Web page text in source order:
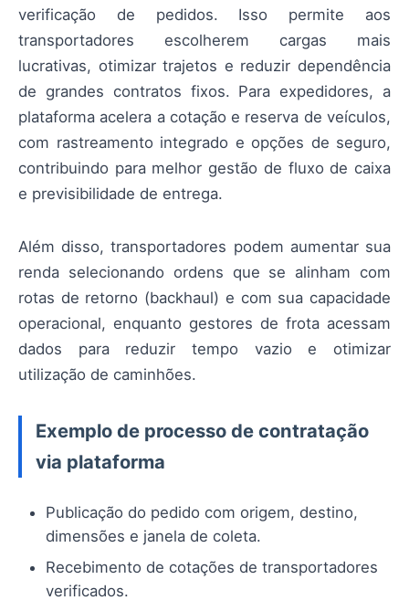
verificação de pedidos. Isso permite aos
transportadores escolherem cargas mais
lucrativas, otimizar trajetos e reduzir dependência
de grandes contratos fixos. Para expedidores, a
plataforma acelera a cotação e reserva de veículos,
com rastreamento integrado e opções de seguro,
contribuindo para melhor gestão de fluxo de caixa
e previsibilidade de entrega.
Além disso, transportadores podem aumentar sua
renda selecionando ordens que se alinham com
rotas de retorno (backhaul) e com sua capacidade
operacional, enquanto gestores de frota acessam
dados para reduzir tempo vazio e otimizar
utilização de caminhões.
Exemplo de processo de contratação
via plataforma
Publicação do pedido com origem, destino,
dimensões e janela de coleta.
Recebimento de cotações de transportadores
verificados.